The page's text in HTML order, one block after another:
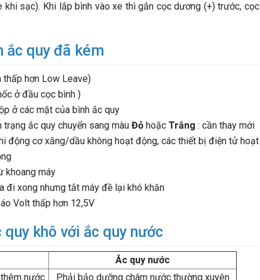
sạc). Khi lắp bình vào xe thì gắn cọc dương (+) trước, cọc
ắc quy đã kém
hơn Low Leave)
ở đầu cọc bình )
ở các mặt của bình ắc quy
ắc quy chuyển sang màu Đỏ hoặc Trắng : cần thay mới
động cơ xăng/dầu không hoạt động, các thiết bị điện tử hoạt
khoang máy
đi xong nhưng tắt máy đề lại khó khăn
Volt thấp hơn 12,5V
khô với ắc quy nước
Ắc quy nước
nước
Phải bảo dưỡng châm nước thường xuyên